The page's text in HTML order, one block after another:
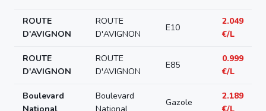
ROUTE
D'AVIGNON
ROUTE
D'AVIGNON
E10
2.049
€/L
ROUTE
D'AVIGNON
ROUTE
D'AVIGNON
E85
0.999
€/L
Boulevard
Boulevard
Gazole
2.189